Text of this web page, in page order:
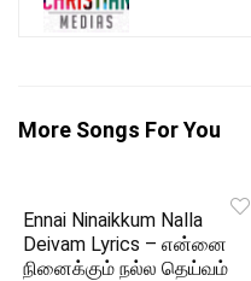
More Songs For You
Ennai Ninaikkum Nalla
Deivam Lyrics – என்னை
நினைக்கும் நல்ல தெய்வம்